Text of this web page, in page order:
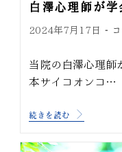
白澤心理師が学
2024年7月17日
当院の白澤心理師
本サイコオンコ…
続きを読む